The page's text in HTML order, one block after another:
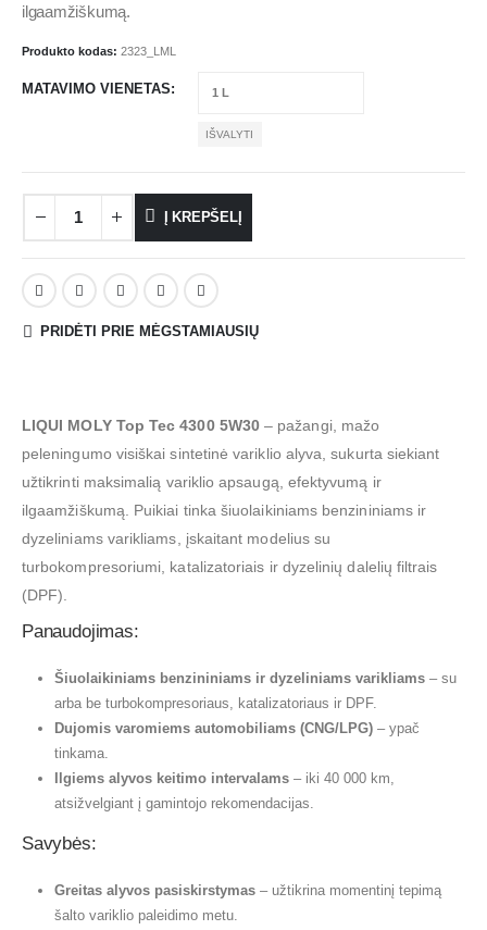
ilgaamžiškumą.
Produkto kodas: 2323_LML
MATAVIMO VIENETAS
IŠVALYTI
Į KREPŠELĮ
PRIDĖTI PRIE MĖGSTAMIAUSIŲ
LIQUI MOLY Top Tec 4300 5W30– pažangi, mažo
peleningumo visiškai sintetinė variklio alyva, sukurta siekiant
užtikrinti maksimalią variklio apsaugą, efektyvumą ir
ilgaamžiškumą. Puikiai tinka šiuolaikiniams benzininiams ir
dyzeliniams varikliams, įskaitant modelius su
turbokompresoriumi, katalizatoriais ir dyzelinių dalelių filtrais
(DPF).
Panaudojimas:
Šiuolaikiniams benzininiams ir dyzeliniams varikliams– su
arba be turbokompresoriaus, katalizatoriaus ir DPF.
Dujomis varomiems automobiliams (CNG/LPG)– ypač
tinkama.
Ilgiems alyvos keitimo intervalams– iki 40 000 km,
atsižvelgiant į gamintojo rekomendacijas.
Savybės:
Greitas alyvos pasiskirstymas– užtikrina momentinį tepimą
šalto variklio paleidimo metu.